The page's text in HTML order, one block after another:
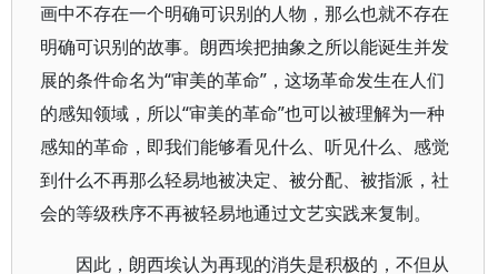
画中不存在一个明确可识别的人物，那么也就不存在
明确可识别的故事。朗西埃把抽象之所以能诞生并发
展的条件命名为“审美的革命”，这场革命发生在人们
的感知领域，所以“审美的革命”也可以被理解为一种
感知的革命，即我们能够看见什么、听见什么、感觉
到什么不再那么轻易地被决定、被分配、被指派，社
会的等级秩序不再被轻易地通过文艺实践来复制。
因此，朗西埃认为再现的消失是积极的，不但从